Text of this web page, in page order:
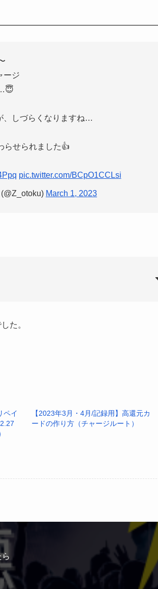
ージ
、しづらくなりますね…
らせられました👍
pic.twitter.com/BCpO1CCLsi
March 1, 2023
払い)
た。
ペイ
【2023年3月・4月/記録用】高還元カ
ードの作り方（チャージルート）